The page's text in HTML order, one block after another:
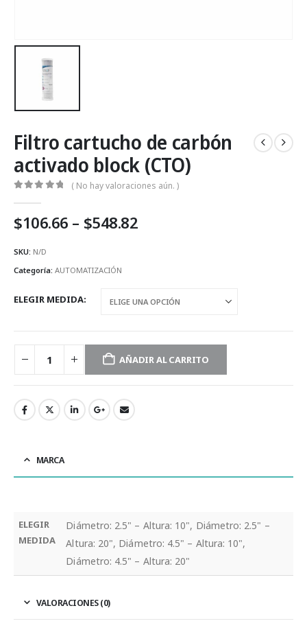
Filtro cartucho de carbón
activado block (CTO)
( No hay valoraciones aún. )
$106.66 – $548.82Price
SKU: N/D
Categoría: AUTOMATIZACIÓN
ELEGIR MEDIDA
AÑADIR AL CARRITO
MARCA
ELEGIR
MEDIDA
Diámetro: 2.5" – Altura: 10", Diámetro: 2.5" –
Altura: 20", Diámetro: 4.5" – Altura: 10",
Diámetro: 4.5" – Altura: 20"
VALORACIONES (0)